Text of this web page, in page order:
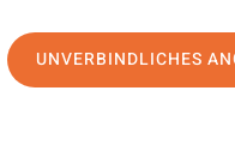
UNVERBINDLICHES